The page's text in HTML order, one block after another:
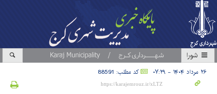
شورا
۲۶ مرداد ۱۴۰۴ - ۰۷:۲۹ کد مطلب: 88591